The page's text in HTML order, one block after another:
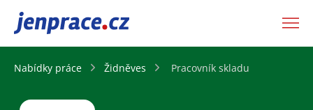
JenPráce.cz
Nabídky práce Židněves Pracovník skladu